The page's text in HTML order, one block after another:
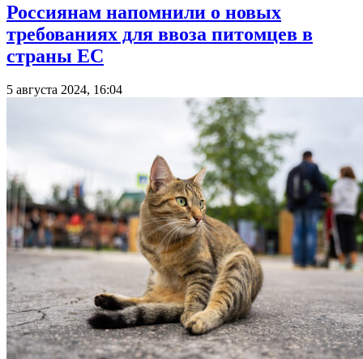
Россиянам напомнили о новых
требованиях для ввоза питомцев в
страны ЕС
5 августа 2024, 16:04